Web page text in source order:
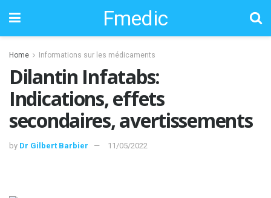
Fmedic
Home Informations sur les médicaments
Dilantin Infatabs:
Indications, effets
secondaires, avertissements
by Dr Gilbert Barbier 11/05/2022